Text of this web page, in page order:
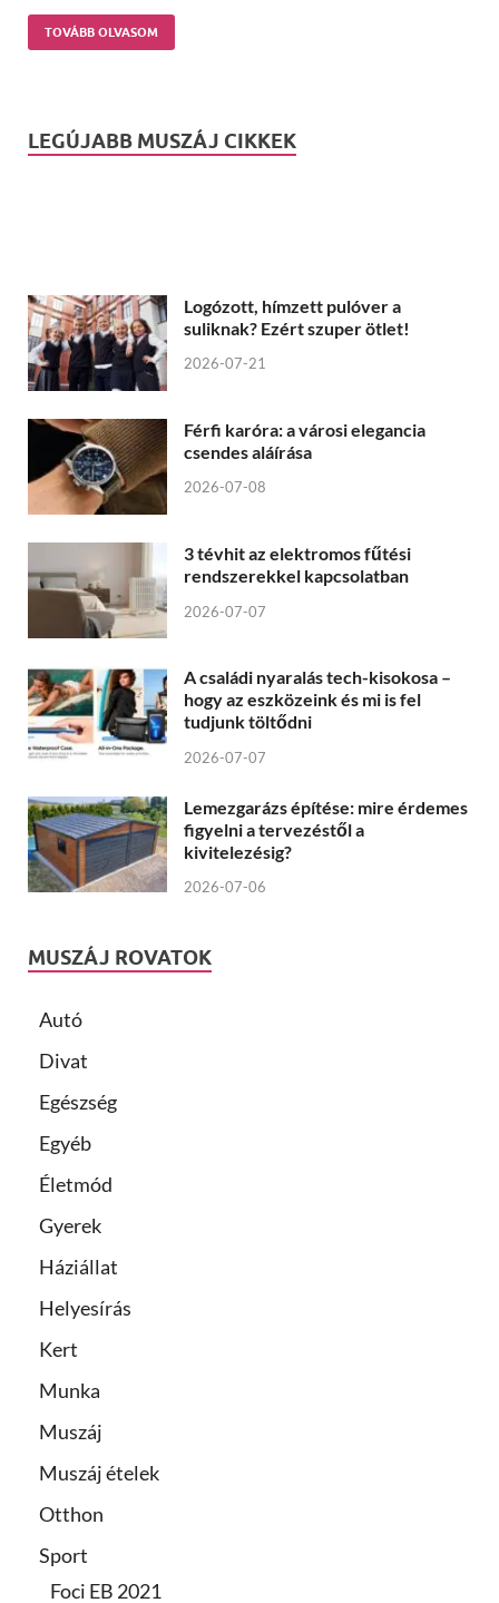
TOVÁBB OLVASOM
LEGÚJABB MUSZÁJ CIKKEK
Logózott, hímzett pulóver a
suliknak? Ezért szuper ötlet!
2026-07-21
Férfi karóra: a városi elegancia
csendes aláírása
2026-07-08
3 tévhit az elektromos fűtési
rendszerekkel kapcsolatban
2026-07-07
A családi nyaralás tech-kisokosa –
hogy az eszközeink és mi is fel
tudjunk töltődni
2026-07-07
Lemezgarázs építése: mire érdemes
figyelni a tervezéstől a
kivitelezésig?
2026-07-06
MUSZÁJ ROVATOK
Autó
Divat
Egészség
Egyéb
Életmód
Gyerek
Háziállat
Helyesírás
Kert
Munka
Muszáj
Muszáj ételek
Otthon
Sport
Foci EB 2021